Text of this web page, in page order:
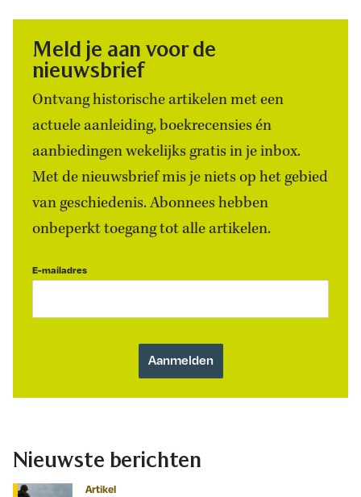
Meld je aan voor de
nieuwsbrief
Ontvang historische artikelen met een
actuele aanleiding, boekrecensies én
aanbiedingen wekelijks gratis in je inbox.
Met de nieuwsbrief mis je niets op het gebied
van geschiedenis. Abonnees hebben
onbeperkt toegang tot alle artikelen.
E-mailadres
Nieuwste berichten
Artikel